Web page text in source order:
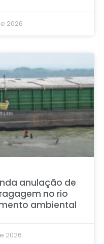
2026
anulação de
no rio
ambiental
2026